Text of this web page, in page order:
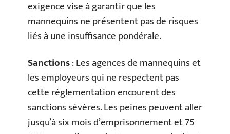
exigence vise à garantir que les
mannequins ne présentent pas de risques
liés à une insuffisance pondérale.
Sanctions: Les agences de mannequins et
les employeurs qui ne respectent pas
cette réglementation encourent des
sanctions sévères. Les peines peuvent aller
jusqu’à six mois d’emprisonnement et 75